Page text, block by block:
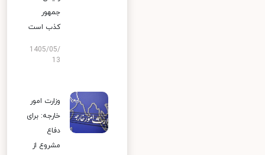
جمهور
کذب است
1405/05/
13
وزارت امور
خارجه: برای
دفاع
مشروع از